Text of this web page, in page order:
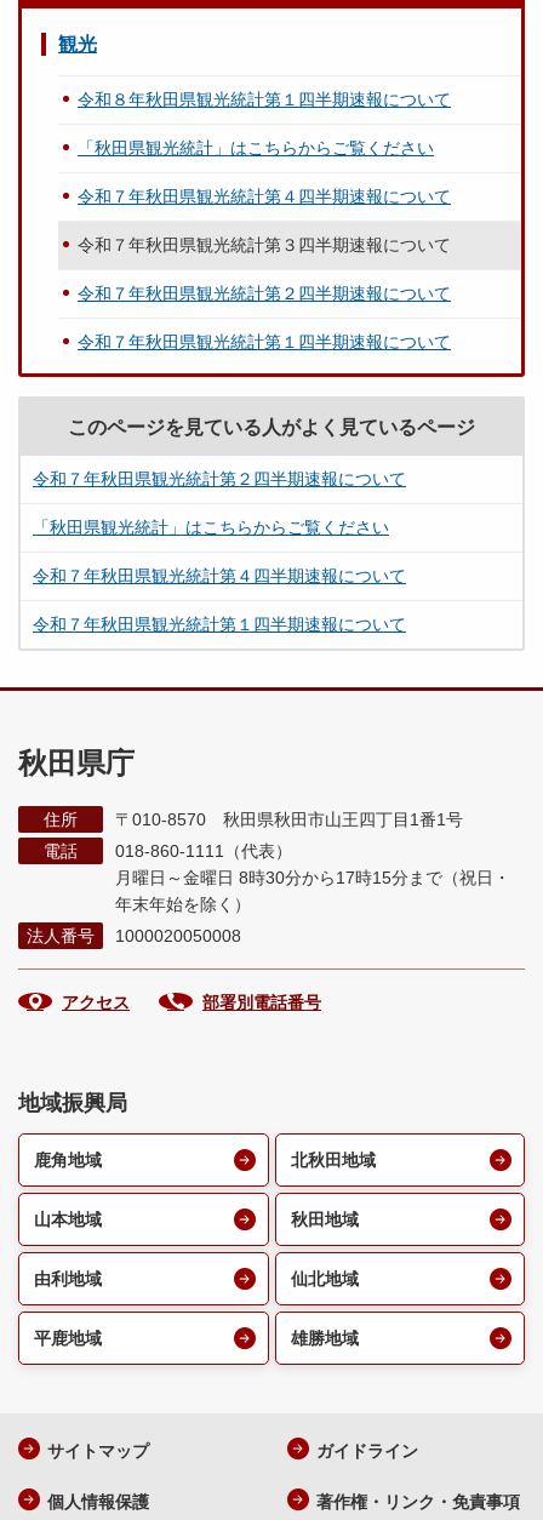
観光
令和８年秋田県観光統計第１四半期速報について
「秋田県観光統計」はこちらからご覧ください
令和７年秋田県観光統計第４四半期速報について
令和７年秋田県観光統計第３四半期速報について
令和７年秋田県観光統計第２四半期速報について
令和７年秋田県観光統計第１四半期速報について
このページを見ている人がよく見ているページ
令和７年秋田県観光統計第２四半期速報について
「秋田県観光統計」はこちらからご覧ください
令和７年秋田県観光統計第４四半期速報について
令和７年秋田県観光統計第１四半期速報について
秋田県庁
住所
〒010-8570 秋田県秋田市山王四丁目1番1号
電話
018-860-1111（代表）
月曜日～金曜日 8時30分から17時15分まで （祝日・
年末年始を除く）
法人番号
1000020050008
アクセス 部署別電話番号
地域振興局
鹿角地域 北秋田地域
山本地域 秋田地域
由利地域 仙北地域
平鹿地域 雄勝地域
サイトマップ ガイドライン
個人情報保護 著作権・リンク・免責事項